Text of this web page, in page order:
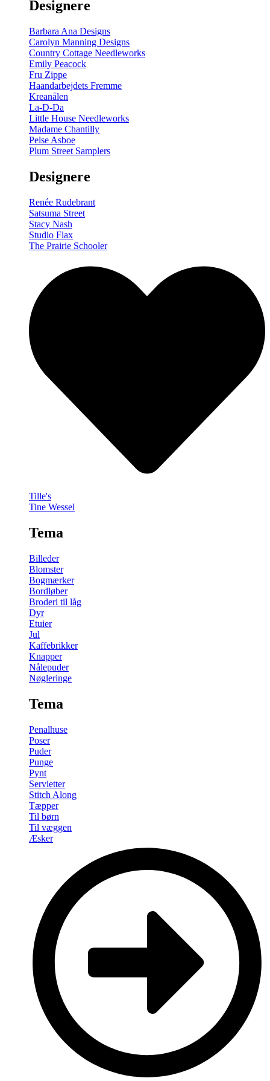
Designere
Barbara Ana Designs
Carolyn Manning Designs
Country Cottage Needleworks
Emily Peacock
Fru Zippe
Haandarbejdets Fremme
Kreanålen
La-D-Da
Little House Needleworks
Madame Chantilly
Pelse Asboe
Plum Street Samplers
Designere
Renée Rudebrant
Satsuma Street
Stacy Nash
Studio Flax
The Prairie Schooler
Tille's
Tine Wessel
Tema
Billeder
Blomster
Bogmærker
Bordløber
Broderi til låg
Dyr
Etuier
Jul
Kaffebrikker
Knapper
Nålepuder
Nøgleringe
Tema
Penalhuse
Poser
Puder
Punge
Pynt
Servietter
Stitch Along
Tæpper
Til børn
Til væggen
Æsker